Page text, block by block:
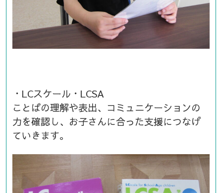
・LCスケール・LCSA
ことばの理解や表出、コミュニケーションの
力を確認し、お子さんに合った支援につなげ
ていきます。